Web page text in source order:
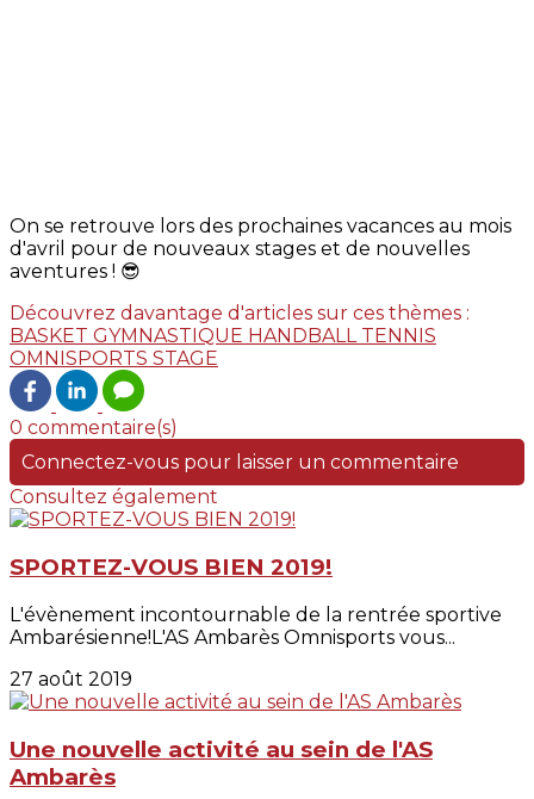
On se retrouve lors des prochaines vacances au mois
d'avril pour de nouveaux stages et de nouvelles
aventures ! 😎
Découvrez davantage d'articles sur ces thèmes :
BASKET GYMNASTIQUE HANDBALL TENNIS
OMNISPORTS STAGE
0 commentaire(s)
Connectez-vous pour laisser un commentaire
Consultez également
SPORTEZ-VOUS BIEN 2019!
L'évènement incontournable de la rentrée sportive
Ambarésienne!L'AS Ambarès Omnisports vous...
27 août 2019
Une nouvelle activité au sein de l'AS
Ambarès